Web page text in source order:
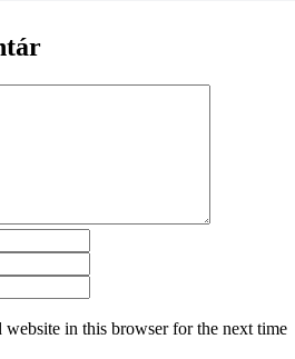
website in this browser for the next time